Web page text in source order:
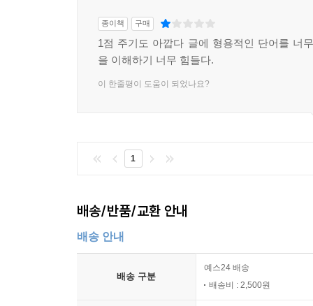
종이책 구매
1점 주기도 아깝다 글에 형용적인 단어를 너
을 이해하기 너무 힘들다.
이 한줄평이 도움이 되었나요?
1
배송/반품/교환 안내
배송 안내
배송 구분
예스24 배송
배송비 : 2,500원